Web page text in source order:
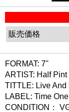
販売価格
FORMAT: 7"
ARTIST: Half Pint
TITTLE: Live And
LABEL: Time One
CONDITION：